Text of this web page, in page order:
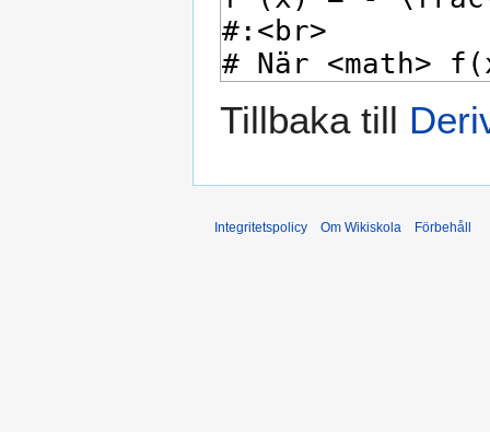
Tillbaka till
Integritetspolicy Om Wikiskola Förbehåll